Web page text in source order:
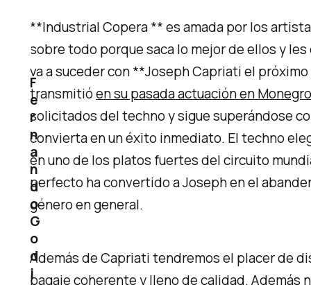
**Industrial Copera ** es amada por los
sobre todo porque saca lo mejor de ellos y
va a suceder con **Joseph Capriati el
transmitióen su pasada actuación en
solicitados del techno y sigue superándose
convierta en un éxito inmediato. El techno
en uno de los platos fuertes del circuito
perfecto ha convertido a Joseph en el
género en general.
Además de Capriati tendremos el placer de
bagaje coherente y lleno de calidad. Además
F
e
r
n
a
n
d
o
G
o
d
i